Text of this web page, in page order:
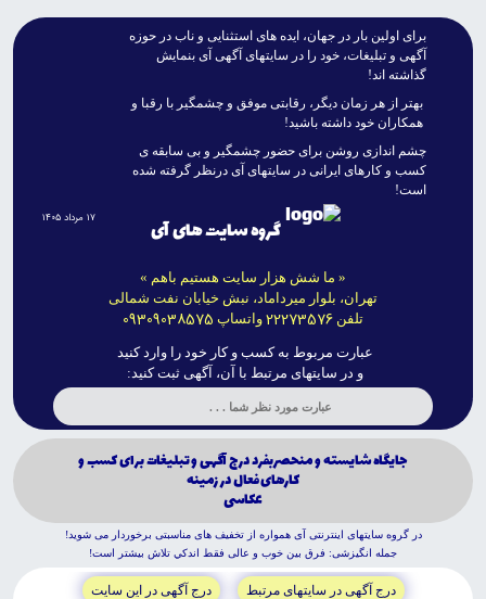
براى اولين بار در جهان، ايده هاى استثنايى و ناب در حوزه
آگهى و تبليغات، خود را در سايتهاى آگهى آى بنمايش
گذاشته اند!
بهتر از هر زمان ديگر، رقابتى موفق و چشمگير با رقبا و
همکاران خود داشته باشيد!
چشم اندازى روشن براى حضور چشمگير و بى سابقه ى
کسب و کارهاى ايرانى در سايتهاى آى درنظر گرفته شده
است!
گروه سایت های آی
« ما شش هزار سایت هستیم باهم »
تهران، بلوار میرداماد، نبش خیابان نفت شمالی
تلفن 22273576 واتساپ 09309038575
۱۷ مرداد ۱۴۰۵
عبارت مربوط به کسب و کار خود را وارد کنید
و در سایتهای مرتبط با آن، آگهی ثبت کنید:
جايگاه شايسته و منحصربفرد درج آگهى و تبليغات براى كسب و
كارهاى فعال در زمينه
عكاسى
در گروه سايتهاى اينترنتى آى همواره از تخفيف هاى مناسبتى برخوردار مى شويد!
جمله انگيزشى: فرق بين خوب و عالى فقط اندکي تلاش بيشتر است!
درج آگهى در سايتهاى مرتبط درج آگهى در اين سايت